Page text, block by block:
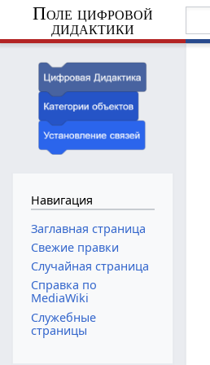
Поле цифровой
дидактики
Навигация
Заглавная страница
Свежие правки
Случайная страница
Справка по
MediaWiki
Служебные
страницы